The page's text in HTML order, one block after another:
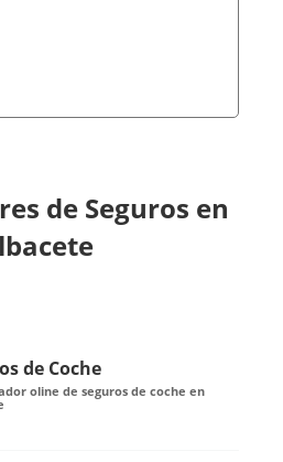
de Seguros en
de Coche
oline de seguros de coche en